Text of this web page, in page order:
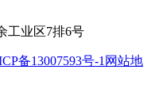
工业区7排6号
备13007593号-1网站地